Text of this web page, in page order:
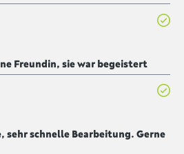
Freundin, sie war begeistert
sehr schnelle Bearbeitung. Gerne